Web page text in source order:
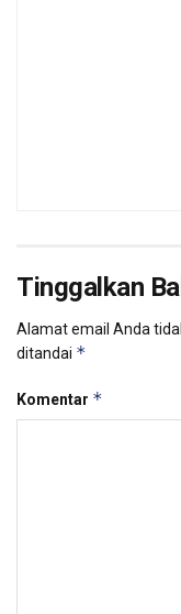
Tinggalkan
Alamat email Anda
ditandai *
Komentar *